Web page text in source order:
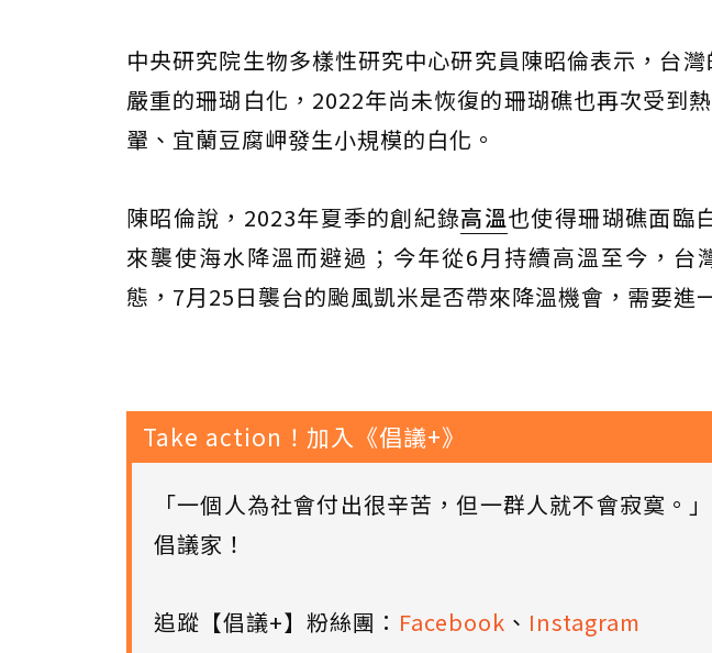
中央研究院生物多樣性研究中心研究員陳昭倫表示，台
嚴重的珊瑚白化，2022年尚未恢復的珊瑚礁也再次受到
翬、宜蘭豆腐岬發生小規模的白化。
陳昭倫說，2023年夏季的創紀錄高溫也使得珊瑚礁面臨
來襲使海水降溫而避過；今年從6月持續高溫至今，台
態，7月25日襲台的颱風凱米是否帶來降溫機會，需要進
Take action！加入《倡議+》
「一個人為社會付出很辛苦，但一群人就不會寂寞。
倡議家！
追蹤【倡議+】粉絲團： Facebook 、 Instagram